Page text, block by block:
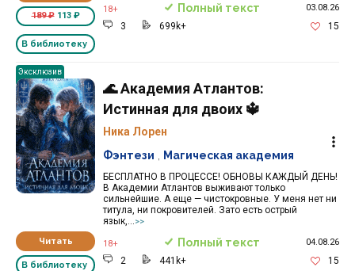
189 ₽113 ₽
В библиотеку
18+ Полный текст 03.08.26
3 699k+ 15
Эксклюзив
Читать
В библиотеку
🌊 Академия Атлантов:
Истинная для двоих 🔱
Ника Лорен
БЕСПЛАТНО В ПРОЦЕССЕ! ОБНОВЫ КАЖДЫЙ ДЕНЬ!
В Академии Атлантов выживают только
сильнейшие. А еще — чистокровные. У меня нет ни
титула, ни покровителей. Зато есть острый
язык,...
>>
Фэнтези Магическая академия
18+ Полный текст 04.08.26
2 441k+ 15